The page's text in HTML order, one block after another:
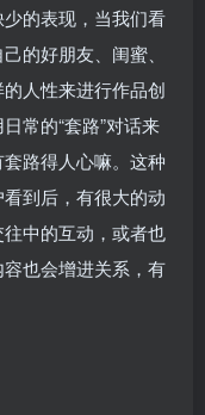
的表现，当我们看
的好朋友、闺蜜、
人性来进行作品创
常的“套路”对话来
路得人心嘛。这种
到后，有很大的动
中的互动，或者也
也会增进关系，有